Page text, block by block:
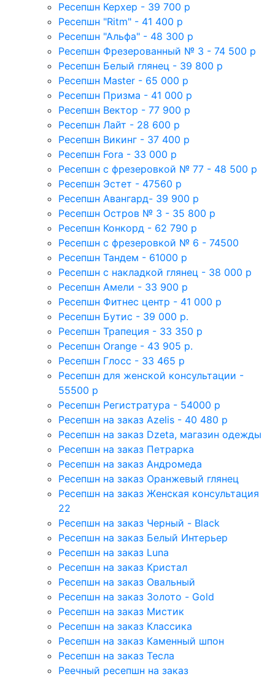
Ресепшн Керхер - 39 700 р
Ресепшн "Ritm" - 41 400 р
Ресепшн "Альфа" - 48 300 р
Ресепшн Фрезерованный № 3 - 74 500 р
Ресепшн Белый глянец - 39 800 р
Ресепшн Master - 65 000 р
Ресепшн Призма - 41 000 р
Ресепшн Вектор - 77 900 р
Ресепшн Лайт - 28 600 р
Ресепшн Викинг - 37 400 р
Ресепшн Fora - 33 000 р
Ресепшн с фрезеровкой № 77 - 48 500 р
Ресепшн Эстет - 47560 р
Ресепшн Авангард- 39 900 р
Ресепшн Остров № 3 - 35 800 р
Ресепшн Конкорд - 62 790 р
Ресепшн с фрезеровкой № 6 - 74500
Ресепшн Тандем - 61000 р
Ресепшн с накладкой глянец - 38 000 р
Ресепшн Амели - 33 900 р
Ресепшн Фитнес центр - 41 000 р
Ресепшн Бутис - 39 000 р.
Ресепшн Трапеция - 33 350 р
Ресепшн Orange - 43 905 р.
Ресепшн Глосс - 33 465 р
Ресепшн для женской консультации -
55500 р
Ресепшн Регистратура - 54000 р
Ресепшн на заказ Azelis - 40 480 р
Ресепшн на заказ Dzeta, магазин одежды
Ресепшн на заказ Петрарка
Ресепшн на заказ Андромеда
Ресепшн на заказ Оранжевый глянец
Ресепшн на заказ Женская консультация
22
Ресепшн на заказ Черный - Black
Ресепшн на заказ Белый Интерьер
Ресепшн на заказ Luna
Ресепшн на заказ Кристал
Ресепшн на заказ Овальный
Ресепшн на заказ Золото - Gold
Ресепшн на заказ Мистик
Ресепшн на заказ Классика
Ресепшн на заказ Каменный шпон
Ресепшн на заказ Тесла
Реечный ресепшн на заказ